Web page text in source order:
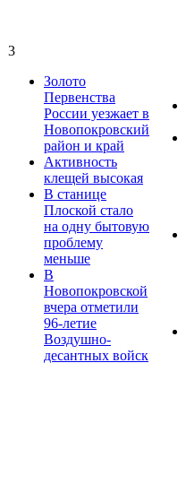
3
Золото
Первенства
России уезжает в
Новопокровский
район и край
Активность
клещей высокая
В станице
Плоской стало
на одну бытовую
проблему
меньше
В
Новопокровской
вчера отметили
96-летие
Воздушно-
десантных войск